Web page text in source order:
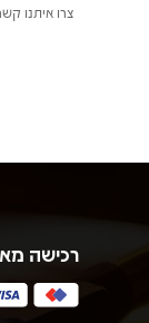
צרו איתנו
רכישה